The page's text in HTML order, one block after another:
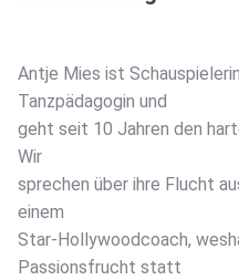
Antje Mies ist
Tanzpädagogin und
geht seit 10 Jahren den
Wir
sprechen über ihre Flucht
einem
Star-Hollywoodcoach,
Passionsfrucht statt